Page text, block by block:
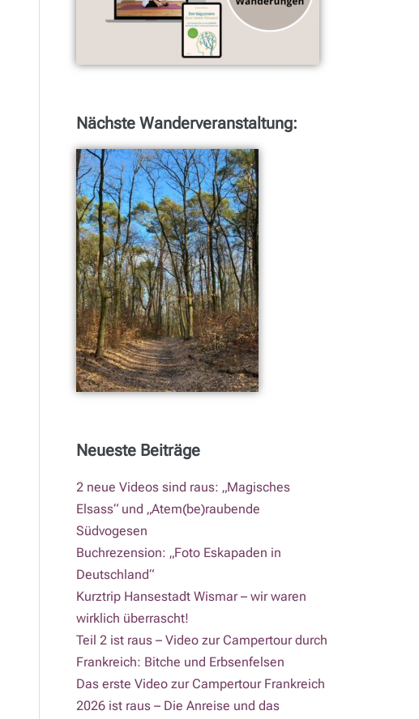
Nächste Wanderveranstaltung:
Neueste Beiträge
2 neue Videos sind raus: „Magisches
Elsass“ und „Atem(be)raubende
Südvogesen
Buchrezension: „Foto Eskapaden in
Deutschland“
Kurztrip Hansestadt Wismar – wir waren
wirklich überrascht!
Teil 2 ist raus – Video zur Campertour durch
Frankreich: Bitche und Erbsenfelsen
Das erste Video zur Campertour Frankreich
2026 ist raus – Die Anreise und das